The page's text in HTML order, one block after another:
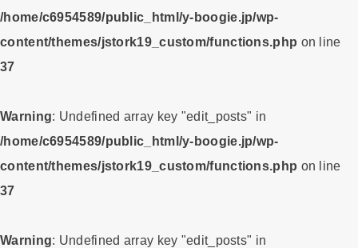
/home/c6954589/public_html/y-boogie.jp/wp-
content/themes/jstork19_custom/functions.php on line
37
Warning: Undefined array key "edit_posts" in
/home/c6954589/public_html/y-boogie.jp/wp-
content/themes/jstork19_custom/functions.php on line
37
Warning: Undefined array key "edit_posts" in